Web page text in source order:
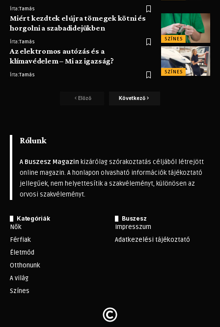
Írta:Tamás
SZÍNES
Miért kezdtek el újra tömegek kötni és
horgolni a szabadidejükben
Írta:Tamás
SZÍNES
Az elektromos autózás és a
klímavédelem – Mi az igazság?
Írta:Tamás
Előző Következő
Rólunk
A Buszesz Magazin kizárólag szórakoztatás céljából létrejött
online magazin. A honlapon olvasható információk tájékoztató
jellegűek, nem helyettesítik a szakvéleményt, különösen az
orvosi szakvéleményt.
Kategóriák
Nők
Férfiak
Életmód
Otthonunk
A világ
Színes
Buszesz
Impresszum
Adatkezelési tájékoztató